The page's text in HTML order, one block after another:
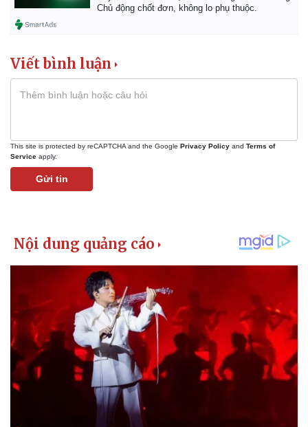
Chủ động chốt đơn, không lo phụ thuộc.
Viết bình luận
This site is protected by reCAPTCHA and the Google Privacy Policy and Terms of
Service apply.
Gửi tin